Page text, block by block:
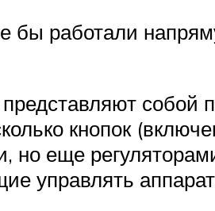
бы работали
собой
кнопок
но еще
управлять